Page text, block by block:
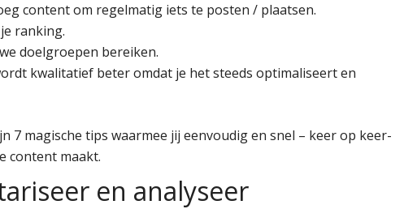
content om regelmatig iets te posten / plaatsen.
ranking.
doelgroepen bereiken.
kwalitatief beter omdat je het steeds optimaliseert en
7 magische tips waarmee jij eenvoudig en snel – keer op keer-
content maakt.
en analyseer